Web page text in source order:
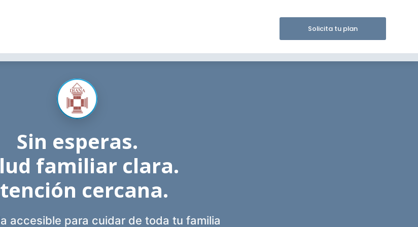
Solicita tu plan
Sin esperas.
familiar clara.
cercana.
accesible para cuidar de toda tu familia